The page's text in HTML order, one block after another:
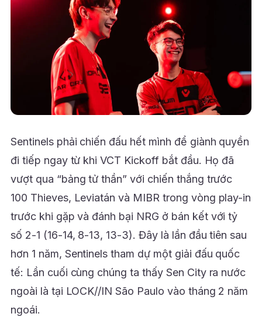
Sentinels phải chiến đấu hết mình để giành quyền
đi tiếp ngay từ khi VCT Kickoff bắt đầu. Họ đã
vượt qua “bảng tử thần” với chiến thắng trước
100 Thieves, Leviatán và MIBR trong vòng play-in
trước khi gặp và đánh bại NRG ở bán kết với tỷ
số 2-1 (16-14, 8-13, 13-3). Đây là lần đầu tiên sau
hơn 1 năm, Sentinels tham dự một giải đấu quốc
tế: Lần cuối cùng chúng ta thấy Sen City ra nước
ngoài là tại LOCK//IN São Paulo vào tháng 2 năm
ngoái.